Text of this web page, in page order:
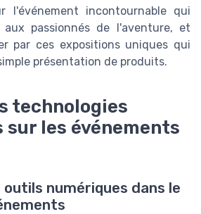
l'événement incontournable qui
passionnés de l'aventure, et
par ces expositions uniques qui
présentation de produits.
technologies
sur les événements
numériques dans le